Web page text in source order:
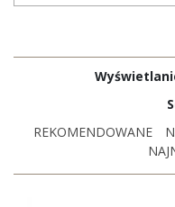
REKOMENDOWANE